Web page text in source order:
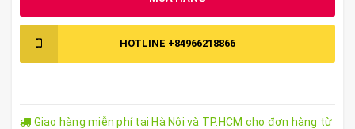
HOTLINE +84966218866
Giao hàng miễn phí tại Hà Nội và TP.HCM cho đơn hàng từ